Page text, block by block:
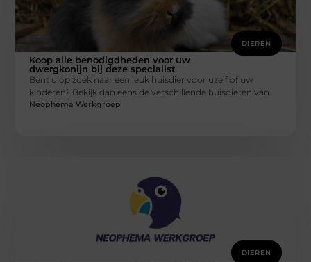
DIEREN
Koop alle benodigdheden voor uw
dwergkonijn bij deze specialist
Bent u op zoek naar een leuk huisdier voor uzelf of uw
kinderen? Bekijk dan eens de verschillende huisdieren van
Neophema Werkgroep
DIEREN